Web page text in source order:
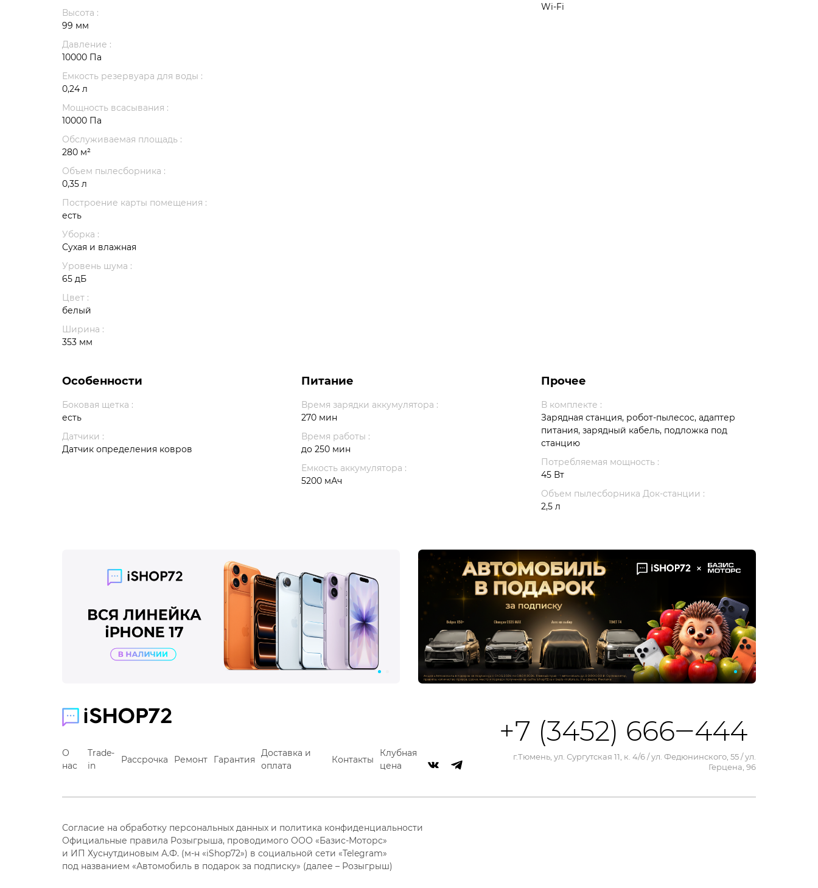
Высота :
99 мм
Давление :
10000 Па
Емкость резервуара для воды :
0,24 л
Мощность всасывания :
10000 Па
Обслуживаемая площадь :
280 м²
Объем пылесборника :
0,35 л
Построение карты помещения :
есть
Уборка :
Сухая и влажная
Уровень шума :
65 дБ
Цвет :
белый
Ширина :
353 мм
Wi-Fi
Особенности
Боковая щетка :
есть
Датчики :
Датчик определения ковров
Питание
Время зарядки аккумулятора :
270 мин
Время работы :
до 250 мин
Емкость аккумулятора :
5200 мАч
Прочее
В комплекте :
Зарядная станция, робот-пылесос, адаптер
питания, зарядный кабель, подложка под
станцию
Потребляемая мощность :
45 Вт
Объем пылесборника Док-станции :
2,5 л
О
нас
Trade-
in
Рассрочка Ремонт Гарантия
Доставка и
оплата
Контакты
Клубная
цена
+7 (3452) 666‒444
г.Тюмень, ул. Сургутская 11, к. 4/6 / ул. Федюнинского, 55 / ул.
Герцена, 96
Согласие на обработку персональных данных и политика конфиденциальности
Официальные правила Розыгрыша, проводимого ООО «Базис-Моторс»
и ИП Хуснутдиновым А.Ф. (м-н «iShop72») в социальной сети «Telegram»
под названием «Автомобиль в подарок за подписку» (далее – Розыгрыш)